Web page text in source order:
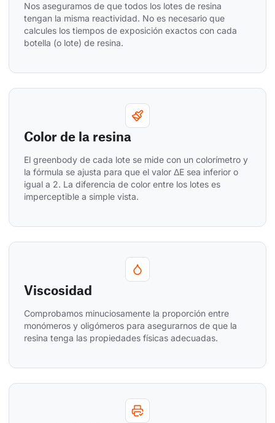
Nos aseguramos de que todos los lotes de resina
tengan la misma reactividad. No es necesario que
calcules los tiempos de exposición exactos con cada
botella (o lote) de resina.
Color de la resina
El greenbody de cada lote se mide con un colorímetro y
la fórmula se ajusta para que el valor ΔE sea inferior o
igual a 2. La diferencia de color entre los lotes es
imperceptible a simple vista.
Viscosidad
Comprobamos minuciosamente la proporción entre
monómeros y oligómeros para asegurarnos de que la
resina tenga las propiedades físicas adecuadas.